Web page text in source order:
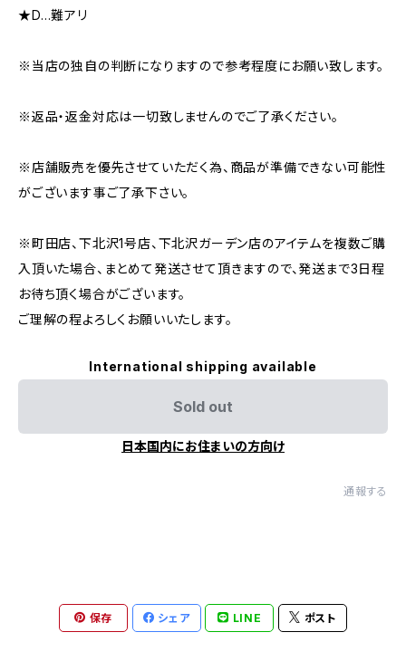
★D…難アリ
※当店の独自の判断になりますので参考程度にお願い致します。
※返品・返金対応は一切致しませんのでご了承ください。
※店舗販売を優先させていただく為、商品が準備できない可能性
がございます事ご了承下さい。
※町田店、下北沢1号店、下北沢ガーデン店のアイテムを複数ご購
入頂いた場合、まとめて発送させて頂きますので、発送まで3日程
お待ち頂く場合がございます。
ご理解の程よろしくお願いいたします。
International shipping available
Sold out
日本国内にお住まいの方向け
通報する
保存 シェア LINE ポスト